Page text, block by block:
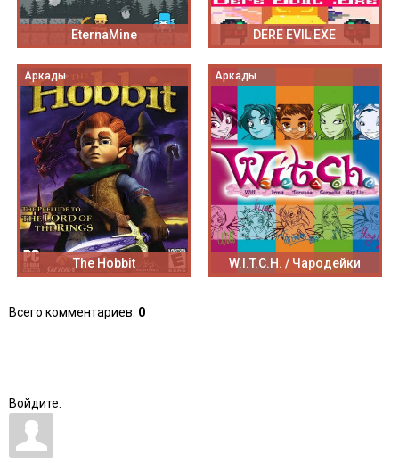
EternaMine DERE EVIL EXE
Аркады
The Hobbit
Аркады
W.I.T.C.H. / Чародейки
Всего комментариев: 0
Войдите: